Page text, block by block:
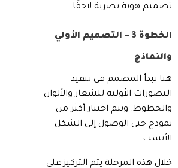
تصميم هوية بصرية لاحقًا.
الخطوة 3 – التصميم الأولي
والنماذج
هنا يبدأ المصمم في تنفيذ
التصورات الأولية للشعار والألوان
والخطوط. ويتم اختبار أكثر من
نموذج حتى الوصول إلى الشكل
الأنسب.
خلال هذه المرحلة يتم التركيز على